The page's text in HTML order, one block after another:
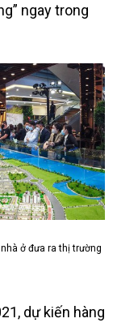
ngay trong
ở đưa ra thị trường
dự kiến hàng